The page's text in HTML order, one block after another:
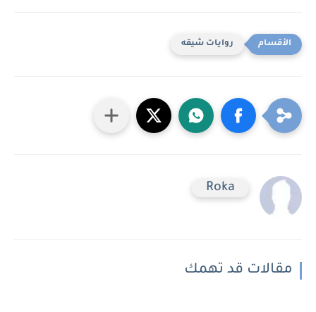
روايات شيقه
Roka
مقالات قد تهمك